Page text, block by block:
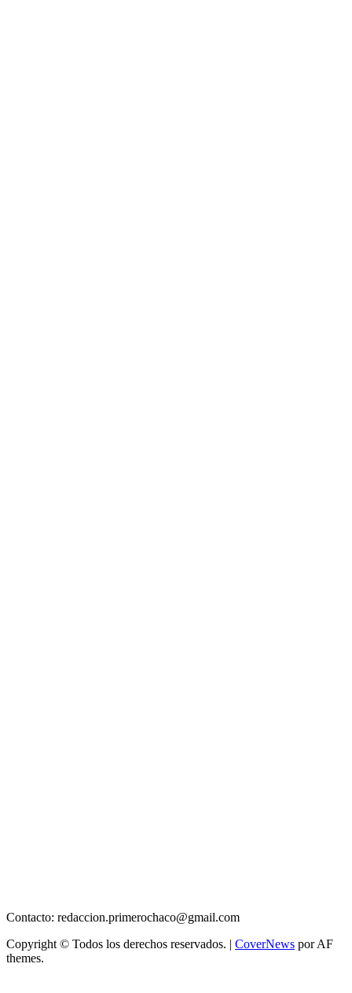
Contacto: redaccion.primerochaco@gmail.com
Copyright © Todos los derechos reservados. | CoverNews por AF
themes.